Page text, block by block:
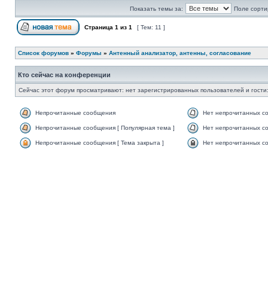
Показать темы за: Поле
Страница 1 из 1 [ Тем: 11 ]
Список форумов » Форумы » Антенный анализатор, антенны, согласование
Кто сейчас на конференции
Сейчас этот форум просматривают: нет зарегистрированных пользователей и
Непрочитанные сообщения Нет непрочитанных
Непрочитанные сообщения [ Популярная тема ] Нет непрочитанных
Непрочитанные сообщения [ Тема закрыта ] Нет непрочитанных